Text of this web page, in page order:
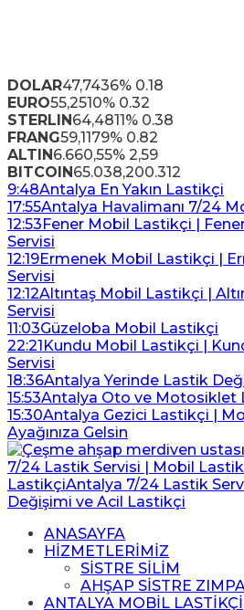
DOLAR47,7436% 0.18
EURO55,2510% 0.32
STERLIN64,4811% 0.38
FRANG59,1179% 0.82
ALTIN6.660,55% 2,59
BITCOIN65.038,200.312
9:48Antalya En Yakın Lastikçi
17:55Antalya Havalimanı 7/24
12:53Fener Mobil Lastikçi |
Servisi
12:19Ermenek Mobil Lastikçi |
Servisi
12:12Altıntaş Mobil Lastikçi |
Servisi
11:03Güzeloba Mobil Lastikçi
22:21Kundu Mobil Lastikçi |
Servisi
18:36Antalya Yerinde Lastik
15:53Antalya Oto ve Motosiklet
15:30Antalya Gezici Lastikçi |
Ayağınıza Gelsin
ANASAYFA
HİZMETLERİMİZ
SİSTRE SİLİM
AHŞAP SİSTRE
ANTALYA MOBİL LASTİKÇİ